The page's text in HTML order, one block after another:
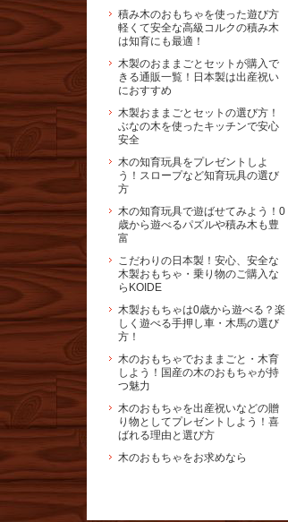
積み木のおもちゃを使った遊び方
軽くて安全な高級コルクの積み木
は知育にも最適！
木製のおままごとセットが購入で
きる通販一覧！日本製は出産祝い
におすすめ
木製おままごとセットの選び方！
ぶなの木を使ったキッチンで安心
安全
木の知育玩具をプレゼントしよ
う！スロープなど知育玩具の選び
方
木の知育玩具で遊ばせてみよう！0
歳から遊べるパズルや積み木も豊
富
こだわりの日本製！安心、安全な
木製おもちゃ・乗り物のご購入な
らKOIDE
木製おもちゃは0歳から遊べる？楽
しく遊べる手押し車・木馬の選び
方！
木のおもちゃでおままごと・木育
しよう！国産の木のおもちゃが持
つ魅力
木のおもちゃを出産祝いなどの贈
り物としてプレゼントしよう！喜
ばれる理由と選び方
木のおもちゃをお求めなら